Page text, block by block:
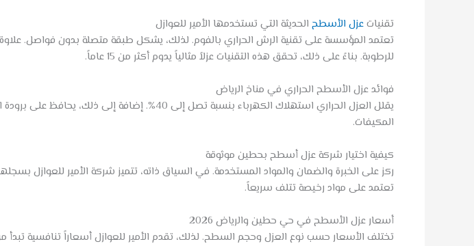
تقنياتعزل الأسطح الحديثة التي تستخدمها الأمير للعوازل
تعتمد المؤسسة على تقنية الرش الحراري بالفوم. لذلك، يشكل طبقة متصلة بدون فواصل.
للرطوبة. بناءً على ذلك، تحقق هذه التقنيات عزلاً مثالياً يدوم أكثر من 15 عاماً.
فوائد عزل الأسطح الحراري في مناخ الرياض
يقلل العزل الحراري استهلاك الكهرباء بنسبة تصل
المكيفات.
كيفية اختيار شركة عزل أسطح بحطين موثوقة
ركز على الخبرة والضمان والمواد المستخدمة. في السياق ذاته، تتميز شركة الأمير للعوازل
تعتمد على مواد رخيصة تتلف سريعاً.
أسعار عزل الأسطح في حي حطين والرياض 2026
تختلف الأسعار حسب نوع العزل وحجم السطح. لذلك، تقدم الأمير للعوازل أسعاراً تنافسية تبدأ